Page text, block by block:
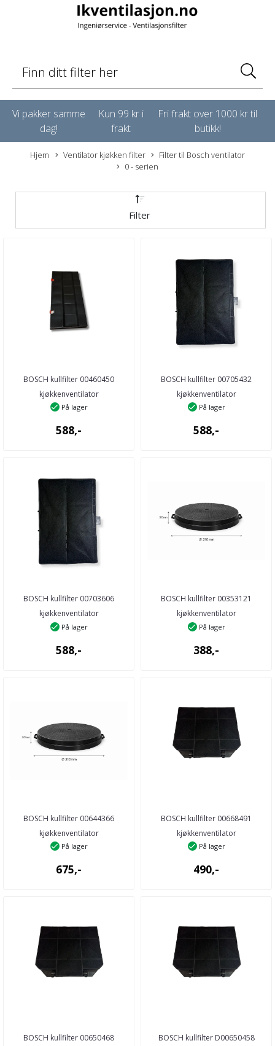
Vi pakker samme
dag!
Kun 99 kr i
frakt
Fri frakt over 1000 kr til
butikk!
Hjem Ventilator kjøkken filter
Filter til Bosch ventilator
0 - serien
Filter
BOSCH kullfilter 00460450
kjøkkenventilator
På lager
588,-
BOSCH kullfilter 00705432
kjøkkenventilator
På lager
588,-
BOSCH kullfilter 00703606
kjøkkenventilator
På lager
588,-
BOSCH kullfilter 00353121
kjøkkenventilator
På lager
388,-
BOSCH kullfilter 00644366
kjøkkenventilator
På lager
675,-
BOSCH kullfilter 00668491
kjøkkenventilator
På lager
490,-
BOSCH kullfilter 00650468
BOSCH kullfilter D00650458